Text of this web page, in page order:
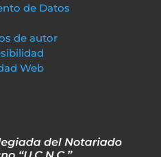
de Datos
de autor
Web